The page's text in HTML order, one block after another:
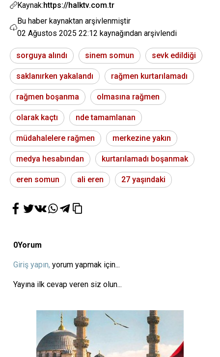
Kaynak:https://halktv.com.tr
Bu haber kaynaktan arşivlenmiştir
02 Ağustos 2025 22:12 kaynağından arşivlendi
sorguya alındı sinem somun sevk edildiği
saklanırken yakalandı rağmen kurtarılamadı
rağmen boşanma olmasına rağmen
olarak kaçtı nde tamamlanan
müdahalelere rağmen merkezine yakın
medya hesabından kurtarılamadı boşanmak
eren somun ali eren 27 yaşındaki
0Yorum
Giriş yapın, yorum yapmak için...
Yayına ilk cevap veren siz olun...